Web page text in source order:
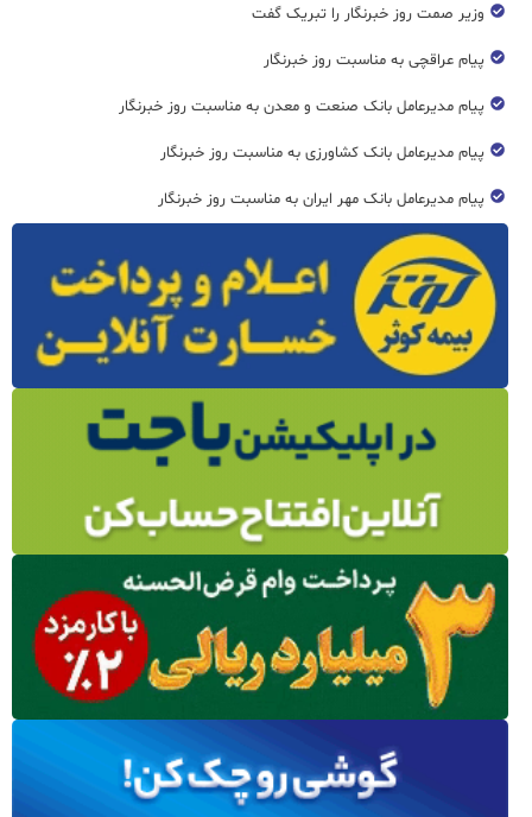
وزیر صمت روز خبرنگار را تبریک گفت
پیام عراقچی به مناسبت روز خبرنگار
پیام مدیرعامل بانک صنعت و معدن به مناسبت روز خبرنگار
پیام مدیرعامل بانک کشاورزی به مناسبت روز خبرنگار
پیام مدیرعامل بانک مهر ایران به مناسبت روز خبرنگار